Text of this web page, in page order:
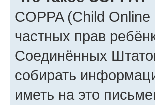
COPPA (Child
частных прав
Соединённых
собирать
иметь на это